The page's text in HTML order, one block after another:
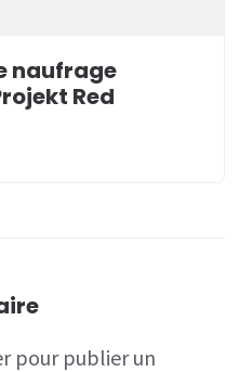
naufrage
Red
pour publier un